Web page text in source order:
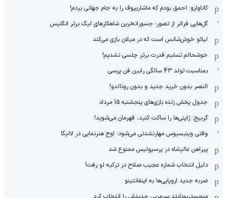
کاناوارو: احمق بودم که ماشاریپوف را به جام جهانی بردم!
گل‌هایی فراتر از تصور؛ جسورانه‌ترین شاهکارهای لیگ برتر انگلیس
لیائو خوش‌شانس است که در میلان بازی می‌کند
خوشحالم تسلیم قدرت برتر چلسی نشدیم!
بمناسبت تولد 43 سالگی رابین فن پرسی
النصر بدون خرید جدید و بدون رونالدو!
جدول پخش زنده بازی‌های پنجشنبه 15 مرداد
گربیج: ژاپنی‌ها را ساکت کنید، قهرمان می‌شوید!
وقتی وینیسیوس مهارنشدنی می‌شود؛ اوج هنرنمایی در لالیگا
پیراهن عالیشاه در پرسپولیس ممنوع شد
دلیل انتخاب شماره عجیب صلاح در ترکیه لو رفت!
ضربه جدید اروپایی‌ها به اینفانتینو